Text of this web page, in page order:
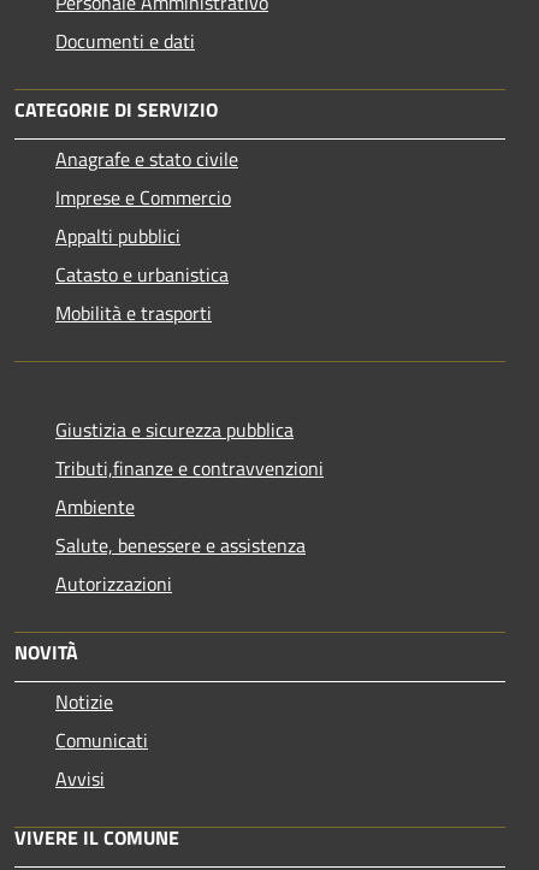
Documenti e dati
CATEGORIE DI SERVIZIO
Anagrafe e stato civile
Imprese e Commercio
Appalti pubblici
Catasto e urbanistica
Mobilità e trasporti
Giustizia e sicurezza pubblica
Tributi,finanze e contravvenzioni
Ambiente
Salute, benessere e assistenza
Autorizzazioni
NOVITÀ
Notizie
Comunicati
Avvisi
VIVERE IL COMUNE